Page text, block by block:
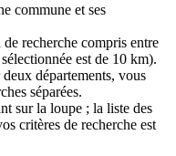
commune et ses
recherche compris entre
est de 10 km).
départements, vous
séparées.
sur la loupe ; la liste des
critères de recherche est